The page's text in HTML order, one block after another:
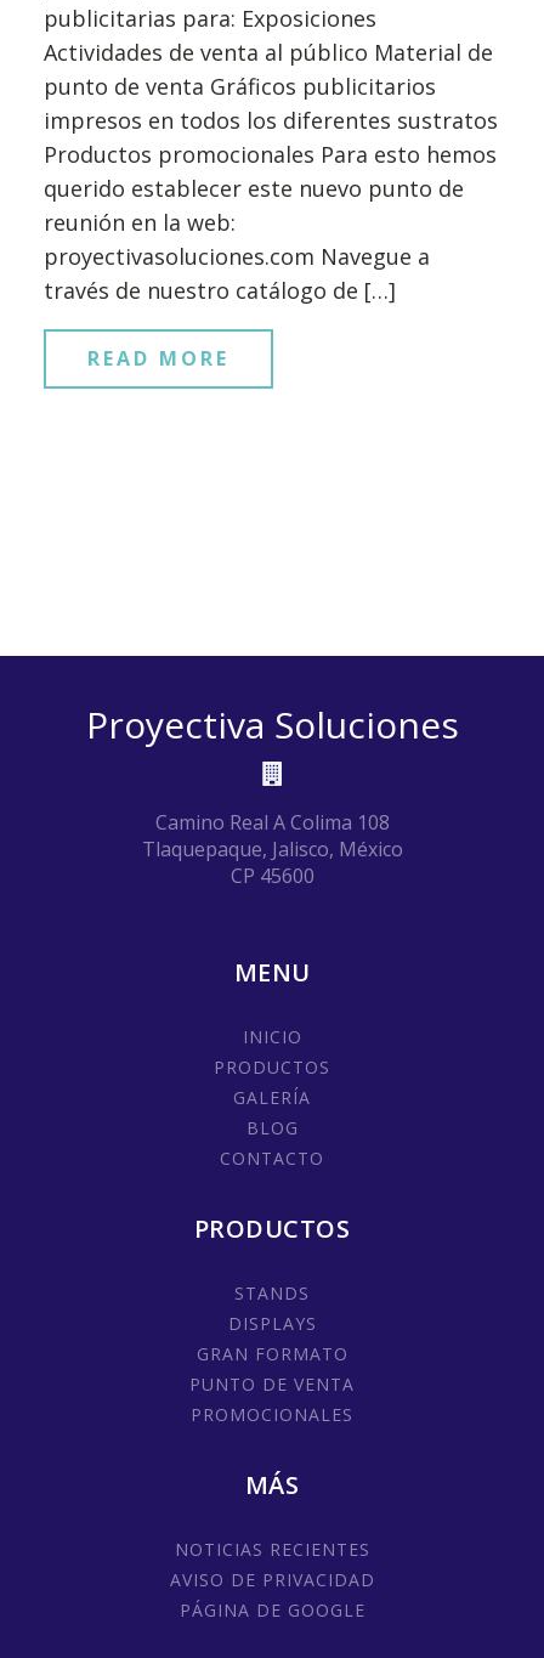
publicitarias para: Exposiciones
Actividades de venta al público Material de
punto de venta Gráficos publicitarios
impresos en todos los diferentes sustratos
Productos promocionales Para esto hemos
querido establecer este nuevo punto de
reunión en la web:
proyectivasoluciones.com Navegue a
través de nuestro catálogo de […]
READ MORE
Proyectiva Soluciones
Camino Real A Colima 108
Tlaquepaque, Jalisco, México
CP 45600
MENU
INICIO
PRODUCTOS
GALERÍA
BLOG
CONTACTO
PRODUCTOS
STANDS
DISPLAYS
GRAN FORMATO
PUNTO DE VENTA
PROMOCIONALES
MÁS
NOTICIAS RECIENTES
AVISO DE PRIVACIDAD
PÁGINA DE GOOGLE